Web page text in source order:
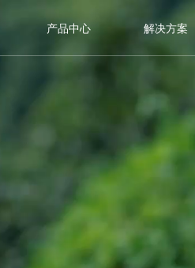
产品中心 解决方案